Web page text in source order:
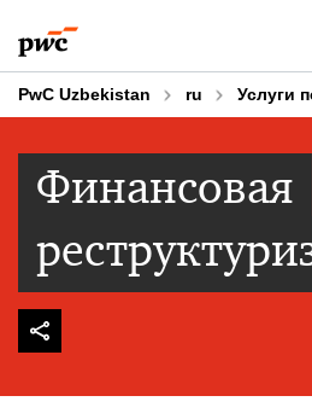
to
content
to
footer
PwC Uzbekistan ru Услуги
Финансовая